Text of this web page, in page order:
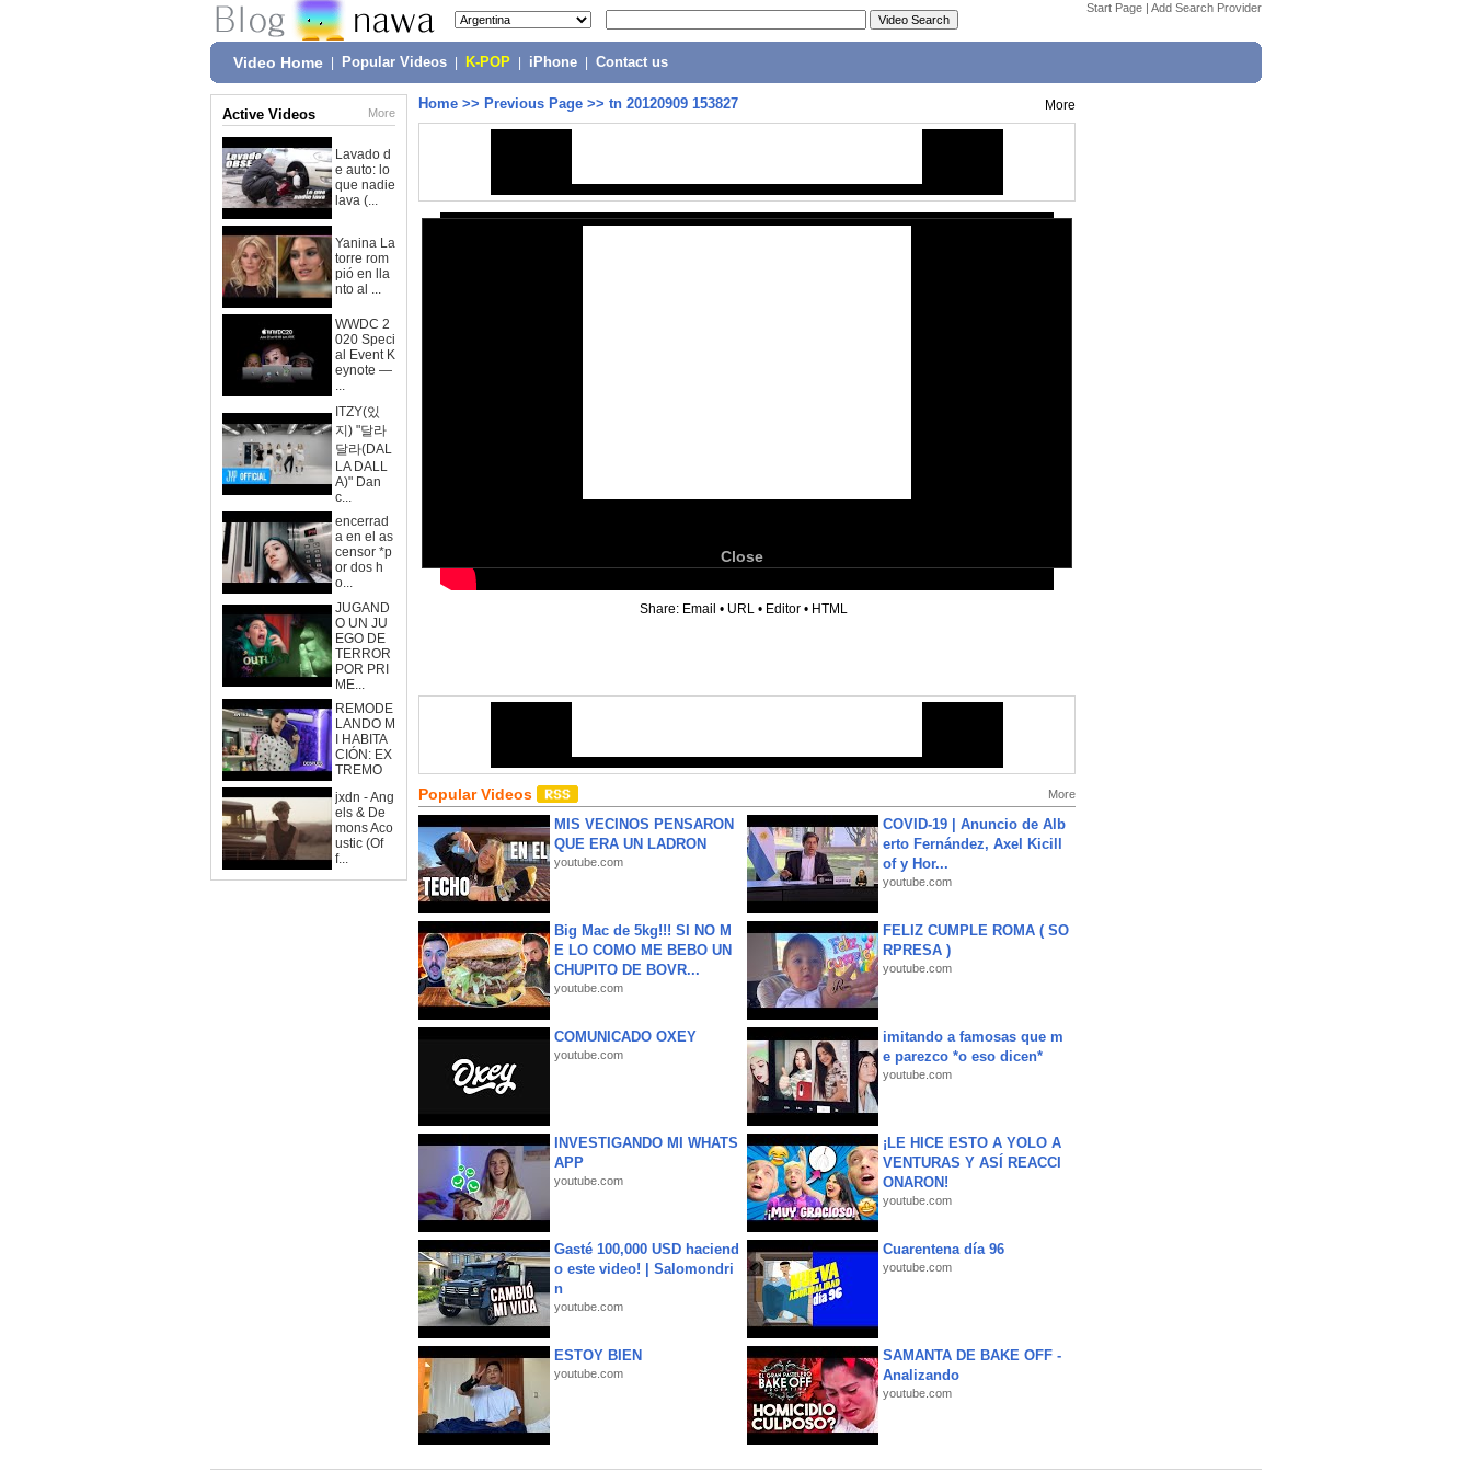
Start Page | Add Search Provider
Video Home Popular Videos K-POP iPhone Contact us
Active Videos More
Lavado d
e auto: lo
que nadie
lava (...
Yanina La
torre rom
pió en lla
nto al ...
WWDC 2
020 Speci
al Event K
eynote —
...
ITZY(있
지) "달라
달라(DAL
LA DALL
A)" Dan
c...
encerrad
a en el as
censor *p
or dos h
o...
JUGAND
O UN JU
EGO DE
TERROR
POR PRI
ME...
REMODE
LANDO M
I HABITA
CIÓN: EX
TREMO
jxdn - Ang
els & De
mons Aco
ustic (Of
f...
Home >> Previous Page >> tn 20120909 153827 More
Close
Share: Email • URL • Editor • HTML
Popular Videos More
MIS VECINOS PENSARON
QUE ERA UN LADRON
youtube.com
COVID-19 | Anuncio de Alb
erto Fernández, Axel Kicill
of y Hor...
youtube.com
Big Mac de 5kg!!! SI NO M
E LO COMO ME BEBO UN
CHUPITO DE BOVR...
youtube.com
FELIZ CUMPLE ROMA ( SO
RPRESA )
youtube.com
COMUNICADO OXEY
youtube.com
imitando a famosas que m
e parezco *o eso dicen*
youtube.com
INVESTIGANDO MI WHATS
APP
youtube.com
¡LE HICE ESTO A YOLO A
VENTURAS Y ASÍ REACCI
ONARON!
youtube.com
Gasté 100,000 USD haciend
o este video! | Salomondri
n
youtube.com
Cuarentena día 96
youtube.com
ESTOY BIEN
youtube.com
SAMANTA DE BAKE OFF -
Analizando
youtube.com